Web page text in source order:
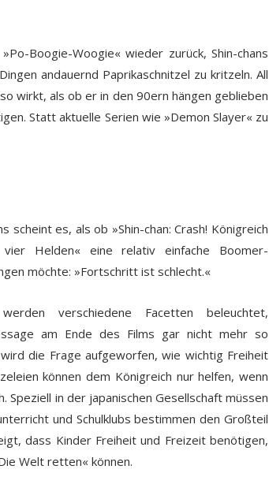
Boogie-Woogie« wieder zurück, Shin-chans
andauernd Paprikaschnitzel zu kritzeln. All
wirkt, als ob er in den 90ern hängen geblieben
Statt aktuelle Serien wie »Demon Slayer« zu
scheint es, als ob »Shin-chan: Crash! Königreich
Helden« eine relativ einfache Boomer-
möchte: »Fortschritt ist schlecht.«
werden verschiedene Facetten beleuchtet,
am Ende des Films gar nicht mehr so
die Frage aufgeworfen, wie wichtig Freiheit
können dem Königreich nur helfen, wenn
Speziell in der japanischen Gesellschaft müssen
und Schulklubs bestimmen den Großteil
dass Kinder Freiheit und Freizeit benötigen,
Welt retten« können.